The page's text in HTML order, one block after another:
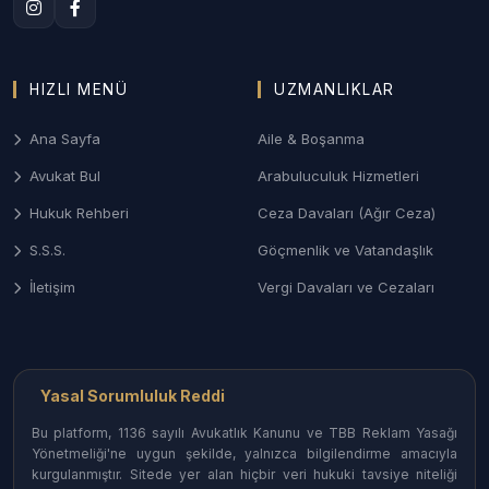
süreç yönetimi.
yaralama (iş/trafik kazası) ve ticari suçlarda
Bartın’daki orman arazileri uyuşmazlıkları, miras
kalan taşınmazların paylaşımı, ortaklığın giderilmesi
Bartın İlçelerinde Avukat Erişimi
Bartın’ın her noktasındaki uzman hukukçulara
ulaşabilirsiniz:
HIZLI MENÜ
Ana Sayfa
Avukat Bul
Hukuk Rehberi
S.S.S.
İletişim
UZMANLIKLAR
Aile & Boşanma
Arabuluculuk Hizmetleri
Ceza Davaları (Ağır Ceza)
Göçmenlik ve Vatandaşlık
Vergi Davaları ve Cezaları
Yasal Sorumluluk Reddi
Bu platform, 1136 sayılı Avukatlık Kanunu ve TBB Reklam Yasağı
Yönetmeliği'ne uygun şekilde, yalnızca bilgilendirme amacıyla
kurgulanmıştır. Sitede yer alan hiçbir veri hukuki tavsiye niteliği